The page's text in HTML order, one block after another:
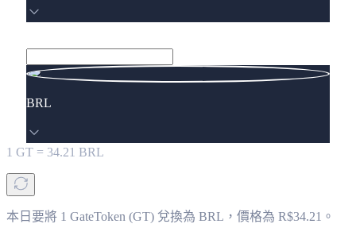
BRL
1 GT = 34.21 BRL
本日要將 1 GateToken (GT) 兌換為 BRL，價格為 R$34.21。